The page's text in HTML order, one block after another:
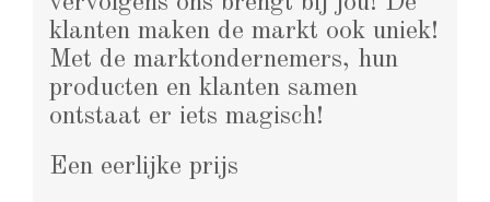
klanten maken de markt ook uniek!
Met de marktondernemers, hun
producten en klanten samen
ontstaat er iets magisch!
Een eerlijke prijs